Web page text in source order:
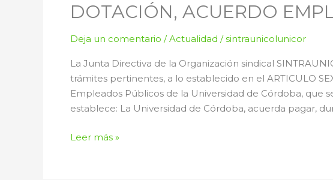
DOTACIÓN, ACUERDO
Deja un comentario /Actualidad /sintraunicolunicor
La Junta Directiva de la Organización sindical
trámites pertinentes, a lo establecido en el ARTICULO
Empleados Públicos de la Universidad de Córdoba, que
establece: La Universidad de Córdoba, acuerda pagar,
Leer más »